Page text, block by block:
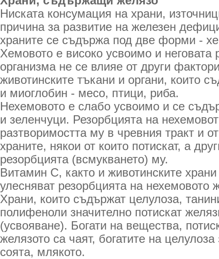
Ниската консумация на храни,
причина за развитие на железен
храните се съдържа под две форми -
Хемовото е високо усвоимо и неговата
организма не се влияе от други
животинските тъкани и органи, които
и миоглобин - месо, птици, риба.
Нехемовото е слабо усвоимо и се
и зеленчуци. Резорбцията на
разтворимостта му в чревния тракт и
храните, някои от които потискат, а
резорбцията (всмукването) му.
Витамин С, както и животинските
улесняват резорбцията на нехемовото
Храни, които съдържат целулоза,
полифеноли значително потискат
(усвояване). Богати на вещества,
желязото са чаят, богатите на
соята, млякото.